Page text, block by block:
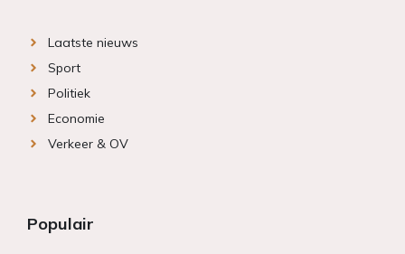
Laatste nieuws
Sport
Politiek
Economie
Verkeer & OV
Populair